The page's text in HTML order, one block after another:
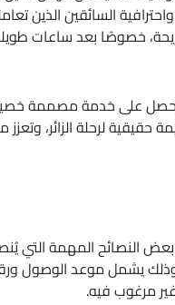
السائقين الذين
خصوصًا بعد ساعات
يحصل على خدمة مصممة
لرحلة الزائر، وتعزز
النصائح المهمة التي
وذلك يشمل موعد الوصول
مرغوب فيه.